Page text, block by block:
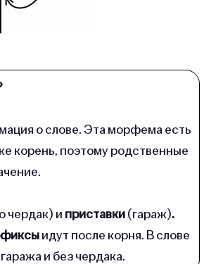
о слове. Эта морфема есть
корень, поэтому родственные
чердак) и приставки(гараж).
идут после корня. В слове
и без чердака.